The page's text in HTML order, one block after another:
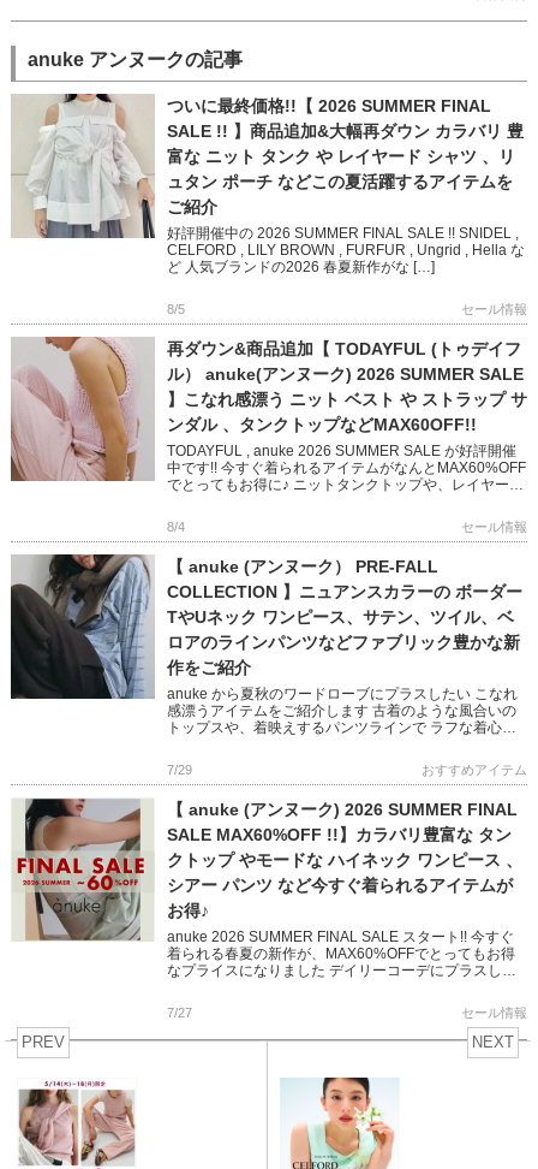
anuke アンヌークの記事
ついに最終価格!!【 2026 SUMMER FINAL
SALE !! 】商品追加&大幅再ダウン カラバリ 豊
富な ニット タンク や レイヤード シャツ 、リ
ュタン ポーチ などこの夏活躍するアイテムを
ご紹介
好評開催中の 2026 SUMMER FINAL SALE !! SNIDEL ,
CELFORD , LILY BROWN , FURFUR , Ungrid , Hella な
ど 人気ブランドの2026 春夏新作がな […]
8/5 セール情報
再ダウン&商品追加【 TODAYFUL (トゥデイフ
ル） anuke(アンヌーク) 2026 SUMMER SALE
】こなれ感漂う ニット ベスト や ストラップ サ
ンダル 、タンクトップなどMAX60OFF!!
TODAYFUL , anuke 2026 SUMMER SALE が好評開催
中です!! 今すぐ着られるアイテムがなんとMAX60%OFF
でとってもお得に♪ ニットタンクトップや、レイヤード
8/4 セール情報
【 anuke (アンヌーク） PRE-FALL
COLLECTION 】ニュアンスカラーの ボーダー
TやUネック ワンピース、サテン、ツイル、ベ
ロアのラインパンツなどファブリック豊かな新
作をご紹介
anuke から夏秋のワードローブにプラスしたい こなれ
感漂うアイテムをご紹介します 古着のような風合いの
トップスや、着映えするパンツラインで ラフな着心地
チェックして […]
7/29 おすすめアイテム
【 anuke (アンヌーク) 2026 SUMMER FINAL
SALE MAX60%OFF !!】カラバリ豊富な タン
クトップ やモードな ハイネック ワンピース 、
シアー パンツ など今すぐ着られるアイテムが
お得♪
anuke 2026 SUMMER FINAL SALE スタート!! 今すぐ
着られる春夏の新作が、MAX60%OFFでとってもお得
なプライスになりました デイリーコーデにプラスした
7/27 セール情報
PREV NEXT